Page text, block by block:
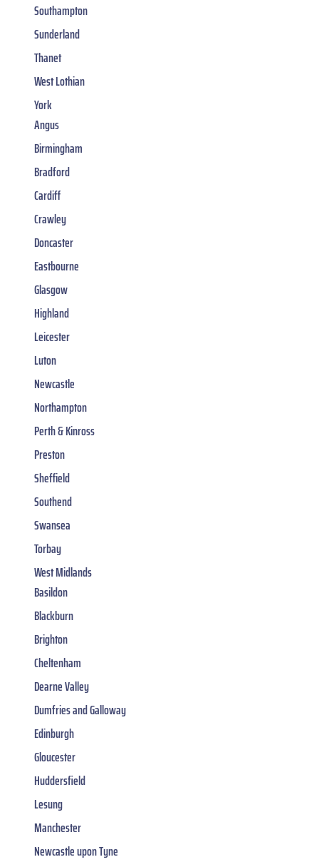
Southampton
Sunderland
Thanet
West Lothian
York
Angus
Birmingham
Bradford
Cardiff
Crawley
Doncaster
Eastbourne
Glasgow
Highland
Leicester
Luton
Newcastle
Northampton
Perth & Kinross
Preston
Sheffield
Southend
Swansea
Torbay
West Midlands
Basildon
Blackburn
Brighton
Cheltenham
Dearne Valley
Dumfries and Galloway
Edinburgh
Gloucester
Huddersfield
Lesung
Manchester
Newcastle upon Tyne